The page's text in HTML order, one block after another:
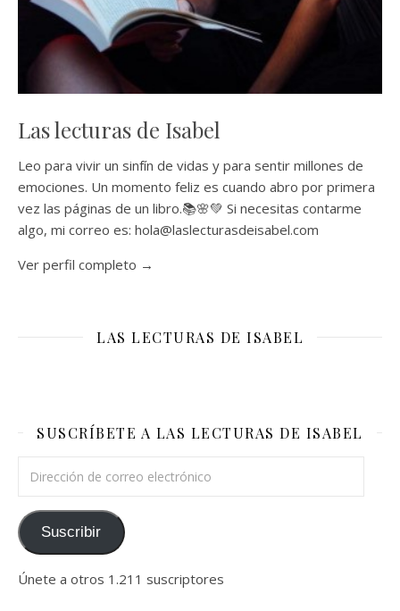
Las lecturas de Isabel
Leo para vivir un sinfín de vidas y para sentir millones de
emociones. Un momento feliz es cuando abro por primera
vez las páginas de un libro.📚🌸💚 Si necesitas contarme
algo, mi correo es: hola@laslecturasdeisabel.com
Ver perfil completo →
LAS LECTURAS DE ISABEL
SUSCRÍBETE A LAS LECTURAS DE ISABEL
Suscribir
Únete a otros 1.211 suscriptores